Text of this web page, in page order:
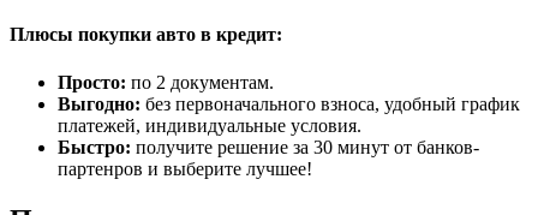
Плюсы покупки авто в кредит:
Просто: по 2 документам.
Выгодно: без первоначального взноса, удобный график
платежей, индивидуальные условия.
Быстро: получите решение за 30 минут от банков-
партенров и выберите лучшее!